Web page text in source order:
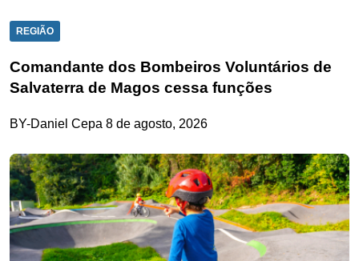
REGIÃO
Comandante dos Bombeiros Voluntários de
Salvaterra de Magos cessa funções
BY-Daniel Cepa 8 de agosto, 2026